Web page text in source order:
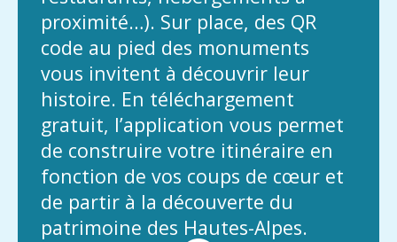
proximité…). Sur place, des QR
code au pied des monuments
vous invitent à découvrir leur
histoire. En téléchargement
gratuit, l’application vous permet
de construire votre itinéraire en
fonction de vos coups de cœur et
de partir à la découverte du
patrimoine des Hautes-Alpes.